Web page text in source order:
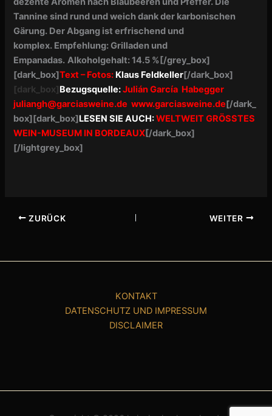
Tannine sind rund und weich dank der karbonischen
Gärung. Der Abgang ist erfrischend und
komplex. Empfehlung: Grilladen und
Empanadas. Alkoholgehalt: 14.5 % [/grey_box]
[dark_box]Text– Fotos: Klaus Feldkeller[/dark_box]
[dark_box]Bezugsquelle:Julián García Habegger
juliangh@garciasweine.dewww.garciasweine.de[/dark_
box][dark_box]LESEN SIE AUCH:WELTWEIT GRÖSSTES
WEIN-MUSEUM IN BORDEAUX[/dark_box]
[/lightgrey_box]
ZURÜCK WEITER
KONTAKT
DATENSCHUTZ UND IMPRESSUM
DISCLAIMER